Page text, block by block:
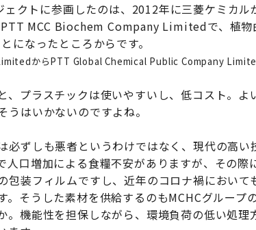
クトに参画したのは、2012年に三菱ケミカ
PTT MCC Biochem Company Limitedで、植
になったところからです。
からPTT Global Chemical Public Company
、プラスチックは使いやすいし、低コスト。よ
はいかないのですよね。
必ずしも悪者というわけではなく、現代の高い
人口増加による食糧不安がありますが、その際
包装フィルムですし、近年のコロナ禍において
。そうした素材を供給するのもMCHCグループ
。機能性を担保しながら、環境負荷の低い処理